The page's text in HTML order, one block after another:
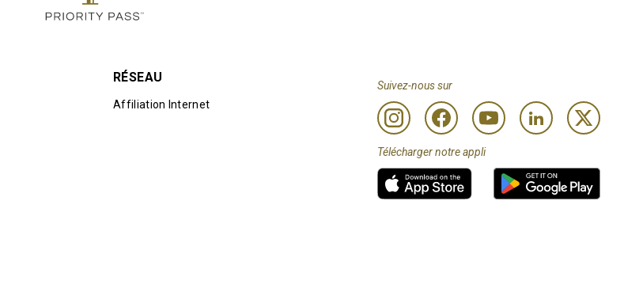
RÉSEAU
Affiliation Internet
Suivez-nous sur
Télécharger notre appli